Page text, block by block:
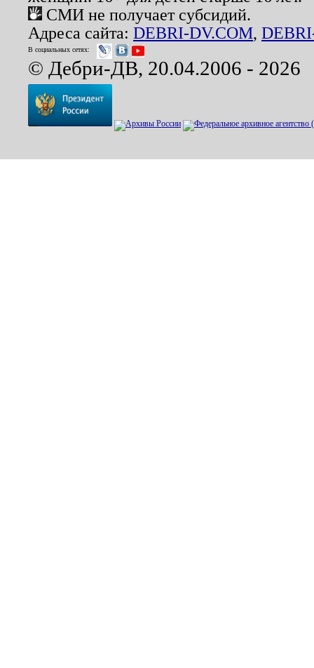
СМИ не получает субсидий.
Адреса сайта: DEBRI-DV.COM,
В социальных сетях:
© Дебри-ДВ, 20.04.2006 - 2026